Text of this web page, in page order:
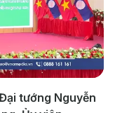
tướng Nguyễn